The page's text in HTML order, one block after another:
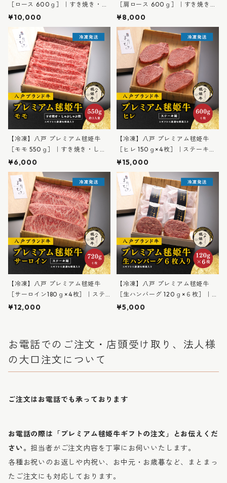
［ロース 600ｇ］｜すき焼き・し
ゃぶしゃぶ用 約3人前｜高級ギフ
ト 桐箱入り｜牛庵まりひめ ※
【冷凍便】発送／常温商品の同梱
不可
¥10,000
［肩ロース 600ｇ］｜すき焼き・
しゃぶしゃぶ用 約3人前｜高級ギ
フト 桐箱入り｜牛庵まりひめ ※
【冷凍便】発送／常温商品の同梱
不可
¥8,000
【冷凍】八戸 プレミアム毬姫牛
［モモ 550ｇ］｜すき焼き・しゃ
ぶしゃぶ用 約3人前｜高級ギフト
桐箱入り｜牛庵まりひめ ※【冷
凍便】発送／常温商品の同梱不可
¥6,000
【冷凍】八戸 プレミアム毬姫牛
［ヒレ 150ｇ×4枚］｜ステーキ用
｜高級ギフト 桐箱入り｜牛庵まり
ひめ ※【冷凍便】発送／常温商
品の同梱不可
¥15,000
【冷凍】八戸 プレミアム毬姫牛
［サーロイン180ｇ×4枚］｜ステ
ーキ用｜高級ギフト 桐箱入り｜牛
¥12,000
【冷凍】八戸 プレミアム毬姫牛
［生ハンバーグ 120ｇ×６枚］｜ギ
フトに最適な桐箱入り｜牛庵まり
¥5,000
お電話でのご注文・店頭受け取り、法人様
の大口注文について
ご注文はお電話でも承っております
お電話の際は「プレミアム毬姫牛ギフトの注文」とお伝えくだ
さい。 担当者がご注文内容を丁寧にお伺いいたします。
各種お祝いのお返しや内祝い、お中元・お歳暮など、まとまっ
たご注文にも対応しております。